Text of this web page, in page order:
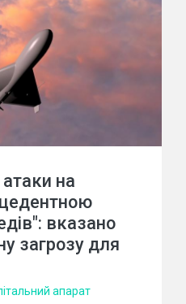
на
вказано
загрозу для
апарат